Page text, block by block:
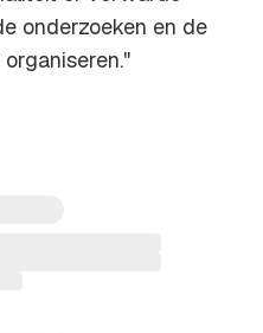
onderzoeken en de